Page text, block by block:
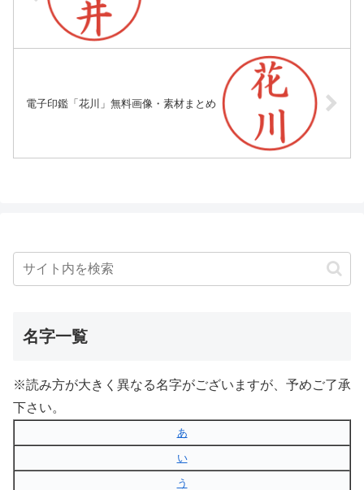
電子印鑑「花川」無料画像・素材まとめ
名字一覧
※読み方が大きく異なる名字がございますが、予めご了承
下さい。
あ
い
う